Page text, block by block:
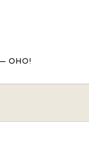
— ОНО!